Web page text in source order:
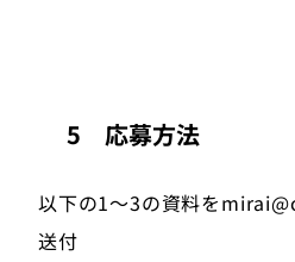
5 応募方法
以下の1～3の資料を
送付